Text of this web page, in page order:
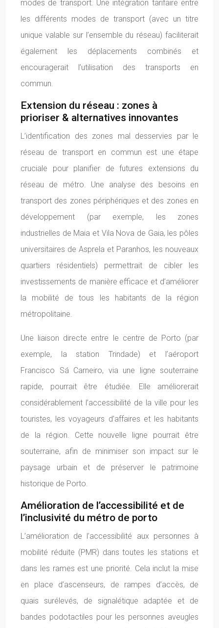
modes de transport. Une intégration tarifaire entre
les différents modes de transport (avec un titre
unique valable sur l’ensemble du réseau) faciliterait
également les déplacements combinés et
encouragerait l’utilisation des transports en
commun.
Extension du réseau : zones à
prioriser & alternatives innovantes
L’identification des zones mal desservies par le
réseau de transport en commun est une étape
cruciale pour planifier de futures extensions du
réseau de métro. Une analyse des besoins en
transport des zones périphériques et des zones en
développement (par exemple, les zones
industrielles de Maia et Vila Nova de Gaia, les pôles
universitaires de Asprela et Paranhos, les nouveaux
quartiers résidentiels) permettrait de cibler les
investissements de manière efficace et d’améliorer
la mobilité de tous les habitants de la région
métropolitaine.
Une liaison directe entre le centre de Porto (par
exemple, la station Trindade) et l’aéroport
Francisco Sá Carneiro, via une ligne souterraine
rapide, pourrait être étudiée. Elle améliorerait
considérablement l’accessibilité de la ville pour les
touristes, les voyageurs d’affaires et les habitants
de la région. Cette nouvelle ligne pourrait être
souterraine, afin de minimiser son impact sur le
paysage urbain et de préserver le patrimoine
historique de Porto.
Amélioration de l’accessibilité et de
l’inclusivité du métro de porto
L’amélioration de l’accessibilité aux personnes à
mobilité réduite (PMR) dans toutes les stations et
dans les rames est une priorité. Cela inclut la mise
en place d’ascenseurs, de rampes d’accès, de
quais surélevés, de signalétique adaptée et de
bandes podotactiles pour les personnes aveugles